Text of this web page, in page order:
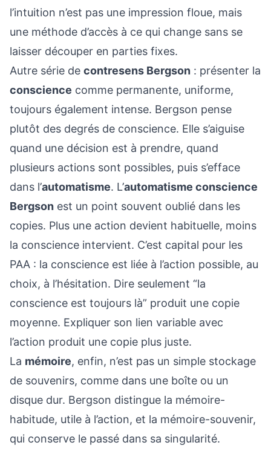
l’intuition n’est pas une impression floue, mais
une méthode d’accès à ce qui change sans se
laisser découper en parties fixes.
Autre série de contresens Bergson : présenter la
conscience comme permanente, uniforme,
toujours également intense. Bergson pense
plutôt des degrés de conscience. Elle s’aiguise
quand une décision est à prendre, quand
plusieurs actions sont possibles, puis s’efface
dans l’automatisme. L’automatisme conscience
Bergson est un point souvent oublié dans les
copies. Plus une action devient habituelle, moins
la conscience intervient. C’est capital pour les
PAA : la conscience est liée à l’action possible, au
choix, à l’hésitation. Dire seulement “la
conscience est toujours là” produit une copie
moyenne. Expliquer son lien variable avec
l’action produit une copie plus juste.
La mémoire, enfin, n’est pas un simple stockage
de souvenirs, comme dans une boîte ou un
disque dur. Bergson distingue la mémoire-
habitude, utile à l’action, et la mémoire-souvenir,
qui conserve le passé dans sa singularité.